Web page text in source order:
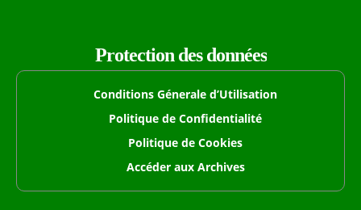
Protection des données
Conditions Génerale d’Utilisation
Politique de Confidentialité
Politique de Cookies
Accéder aux Archives